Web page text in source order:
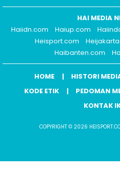
HAI MEDIA
Haiidn.com
Haiup.com
Heisport.com
Haibanten.com
HOME HISTORI
KODE ETIK
PEDOMAN
KONTAK
COPYRIGHT © 2026